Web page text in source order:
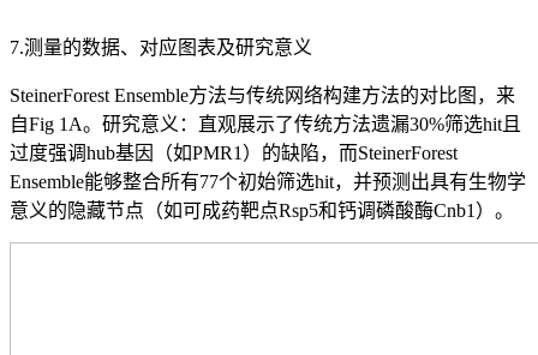
7.测量的数据、对应图表及研究意义
SteinerForest Ensemble方法与传统网络构建方法的对比图，来
自Fig 1A。研究意义：直观展示了传统方法遗漏30%筛选hit且
过度强调hub基因（如PMR1）的缺陷，而SteinerForest
Ensemble能够整合所有77个初始筛选hit，并预测出具有生物学
意义的隐藏节点（如可成药靶点Rsp5和钙调磷酸酶Cnb1）。